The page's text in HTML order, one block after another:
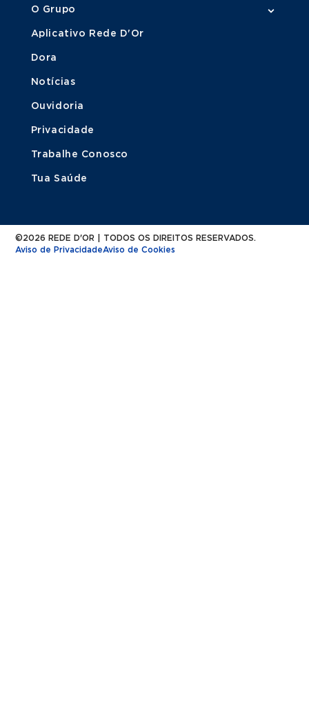
O Grupo
Aplicativo Rede D'Or
Dora
Notícias
Ouvidoria
Privacidade
Trabalhe Conosco
Tua Saúde
©2026 REDE D'OR | TODOS OS DIREITOS RESERVADOS.
Aviso de PrivacidadeAviso de Cookies